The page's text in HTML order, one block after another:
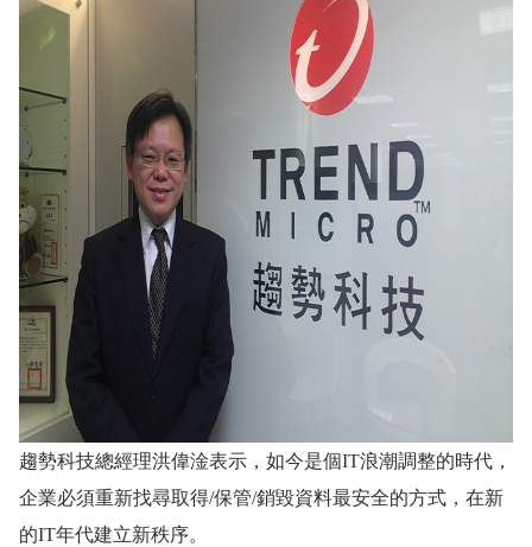
趨勢科技總經理洪偉淦表示， 如今是個IT浪潮調整的時代，
企業必須重新找尋取得/保管/銷毀資料最安全的方式，在新
的IT年代建立新秩序。